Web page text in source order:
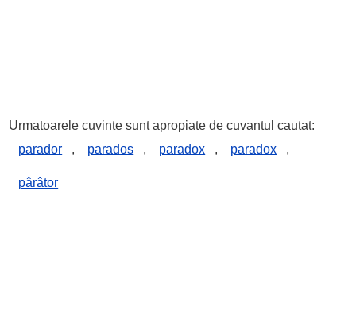
Urmatoarele cuvinte sunt apropiate de cuvantul cautat:
parador
, parados , paradox , paradox ,
pârâtor